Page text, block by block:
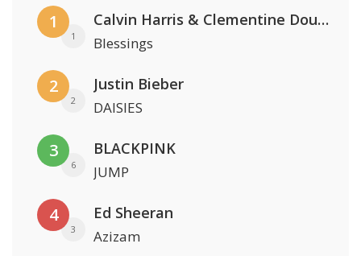
1
1
Calvin Harris & Clementine Douglas
Blessings
2
2
Justin Bieber
DAISIES
3
6
BLACKPINK
JUMP
4
3
Ed Sheeran
Azizam